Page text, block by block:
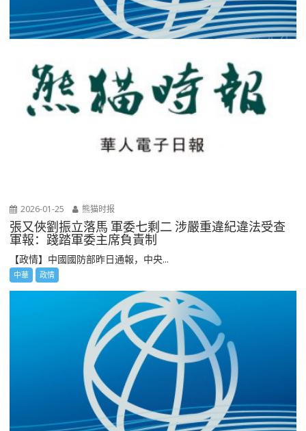
2026-01-25 熊猫时报
張又俠劉振立落馬 軍委七剩二 涉嚴重違紀違法受查
軍報：踐踏軍委主席負責制
【政情】中國國防部昨日通報，中央...
中華 政情